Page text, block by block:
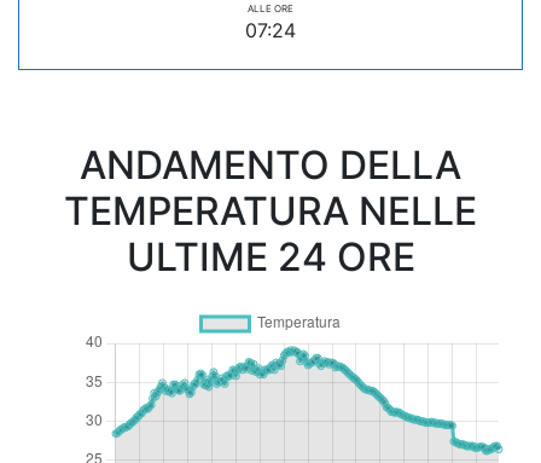
ALLE ORE
07:24
ANDAMENTO DELLA
TEMPERATURA NELLE
ULTIME 24 ORE